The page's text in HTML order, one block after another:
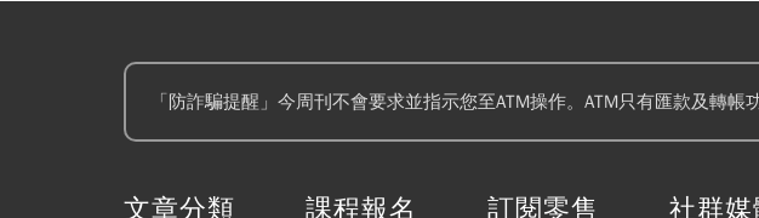
「防詐騙提醒」今周刊不會要求並指示您至ATM操作。ATM只有匯款及轉
文章分類 課程報名 訂閱零售 社群媒